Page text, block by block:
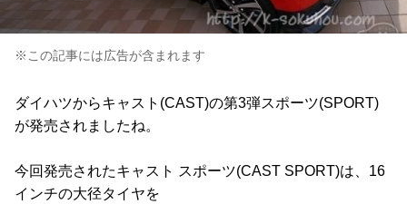
※この記事には広告が含まれます
ダイハツからキャスト(CAST)の第3弾スポーツ(SPORT)
が発売されましたね。
今回発売されたキャスト スポーツ(CAST SPORT)は、16
インチの大径タイヤを